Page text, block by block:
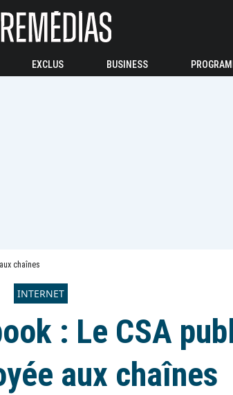
EXCLUS BUSINESS
chaînes
INTERNET
: Le CSA
aux chaînes